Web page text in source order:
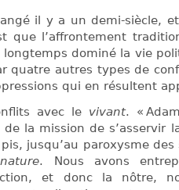
il y a un demi-siècle, et
que l’affrontement
longtemps dominé la vie
quatre autres types de
qui en résultent
avec le vivant. «
de la mission de s’asservir
jusqu’au paroxysme
. Nous avons
et donc la nôtre,